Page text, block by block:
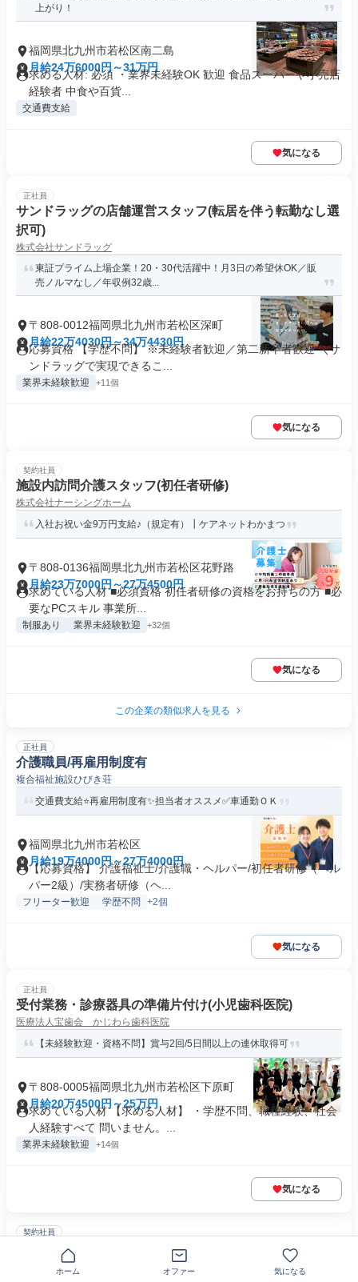
上がり！
福岡県北九州市若松区南二島
月給24万6000円～31万円
求める人材: 必須 ・業界未経験OK 歓迎 食品スーパーや小売店
経験者 中食や百貨...
交通費支給
気になる
正社員
サンドラッグの店舗運営スタッフ(転居を伴う転勤なし選
択可)
株式会社サンドラッグ
東証プライム上場企業！20・30代活躍中！月3日の希望休OK／販
売ノルマなし／年収例32歳...
〒808-0012福岡県北九州市若松区深町
月給22万4030円～34万4430円
応募資格 【学歴不問】 ※未経験者歓迎／第二新卒者歓迎 ＼サ
ンドラッグで実現できるこ...
業界未経験歓迎 +11個
気になる
契約社員
施設内訪問介護スタッフ(初任者研修)
株式会社ナーシングホーム
入社お祝い金9万円支給♪（規定有）┃ケアネットわかまつ
〒808-0136福岡県北九州市若松区花野路
月給23万7000円～27万4500円
求めている人材 ■必須資格 初任者研修の資格をお持ちの方 ■必
要なPCスキル 事業所...
制服あり 業界未経験歓迎 +32個
気になる
この企業の類似求人を見る
正社員
介護職員/再雇用制度有
複合福祉施設ひびき荘
交通費支給⭐️再雇用制度有✨担当者オススメ✅️車通勤ＯＫ
福岡県北九州市若松区
月給19万4000円～27万4000円
【応募資格】 介護福祉士/介護職・ヘルパー/初任者研修（ヘル
パー2級）/実務者研修（ヘ...
フリーター歓迎 学歴不問 +2個
気になる
正社員
受付業務・診療器具の準備片付け(小児歯科医院)
医療法人宝歯会 かじわら歯科医院
【未経験歓迎・資格不問】賞与2回/5日間以上の連休取得可
〒808-0005福岡県北九州市若松区下原町
月給20万4500円～25万円
求めている人材 【求める人材】 ・学歴不問、職種経験、社会
人経験すべて 問いません。...
業界未経験歓迎 +14個
気になる
契約社員
第二種、第三種電気主任技術者/清水建設グループ/福岡県
北九州市ホーム オファー 気になる